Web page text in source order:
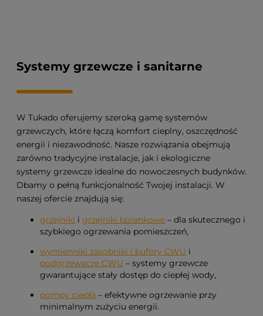
Systemy grzewcze i sanitarne
W Tukado oferujemy szeroką gamę systemów
grzewczych, które łączą komfort cieplny, oszczędność
energii i niezawodność. Nasze rozwiązania obejmują
zarówno tradycyjne instalacje, jak i ekologiczne
systemy grzewcze idealne do nowoczesnych budynków.
Dbamy o pełną funkcjonalność Twojej instalacji. W
naszej ofercie znajdują się:
grzejniki i grzejniki łazienkowe – dla skutecznego i
szybkiego ogrzewania pomieszczeń,
wymienniki zasobniki i bufory CWU i
podgrzewacze CWU – systemy grzewcze
gwarantujące stały dostęp do ciepłej wody,
pompy ciepła – efektywne ogrzewanie przy
minimalnym zużyciu energii.